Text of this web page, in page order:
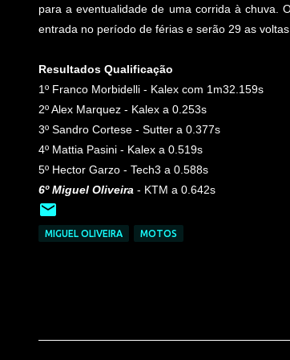
para a eventualidade de uma corrida à chuva.
entrada no período de férias e serão 29 as
Resultados Qualificação
1º Franco Morbidelli - Kalex com 1m32.159s
2º Alex Marquez - Kalex a 0.253s
3º Sandro Cortese - Sutter a 0.377s
4º Mattia Pasini - Kalex a 0.519s
5º Hector Garzo - Tech3 a 0.588s
6º Miguel Oliveira - KTM a 0.642s
MIGUEL OLIVEIRA MOTOS